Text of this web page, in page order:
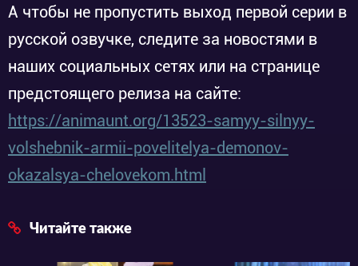
А чтобы не пропустить выход первой серии в
русской озвучке, следите за новостями в
наших социальных сетях или на странице
предстоящего релиза на сайте:
https://animaunt.org/13523-samyy-silnyy-
volshebnik-armii-povelitelya-demonov-
okazalsya-chelovekom.html
Читайте также